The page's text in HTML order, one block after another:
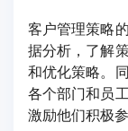
客户管理策略
据分析，了解
和优化策略。
各个部门和员
激励他们积极